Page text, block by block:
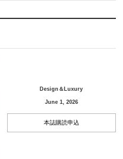
Design＆Luxury
June 1, 2026
本誌購読申込